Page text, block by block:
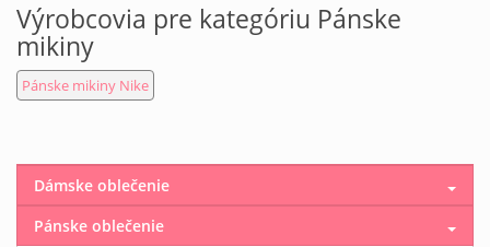
Výrobcovia pre kategóriu Pánske
mikiny
Pánske mikiny Nike
Dámske oblečenie
Pánske oblečenie